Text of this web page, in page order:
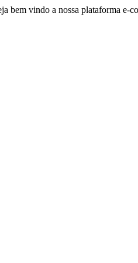
a nossa plataforma e-commerce!